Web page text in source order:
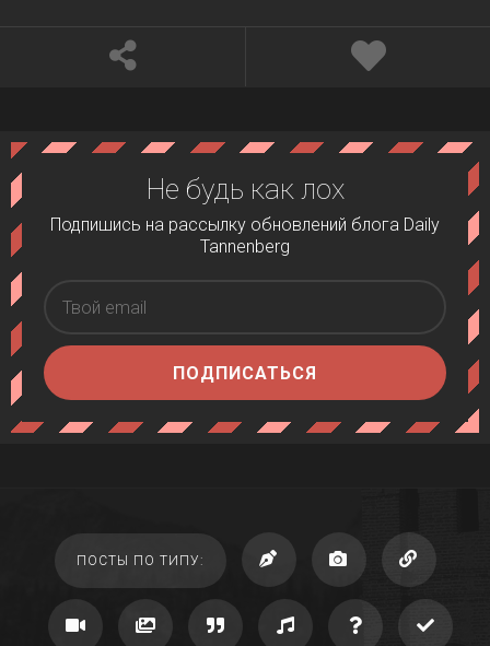
Не будь как лох
Подпишись на рассылку обновлений блога Daily
Tannenberg
ПОДПИСАТЬСЯ
ПОСТЫ ПО ТИПУ: